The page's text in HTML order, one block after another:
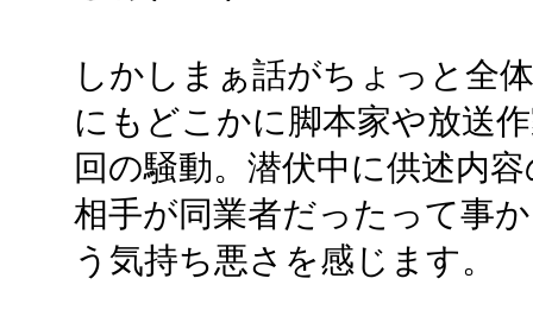
しかしまぁ話がちょっと全
にもどこかに脚本家や放送
回の騒動。潜伏中に供述内
相手が同業者だったって事
う気持ち悪さを感じます。